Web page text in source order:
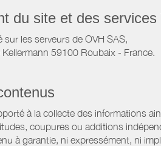
du site et des services
sur les serveurs de OVH SAS,
59100 Roubaix - France.
à la collecte des informations
coupures ou additions
à garantie, ni expressément, ni